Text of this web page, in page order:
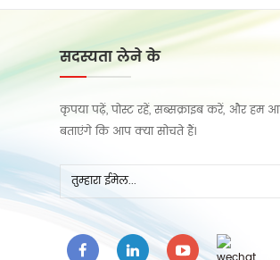
सदस्यता लेने के
कृपया पढ़ें, पोस्ट रहें, सब्सक्राइब करें, और हम
बताएंगे कि आप क्या सोचते हैं।